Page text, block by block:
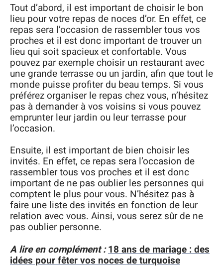
Tout d’abord, il est important de choisir le bon
lieu pour votre repas de noces d’or. En effet, ce
repas sera l’occasion de rassembler tous vos
proches et il est donc important de trouver un
lieu qui soit spacieux et confortable. Vous
pouvez par exemple choisir un restaurant avec
une grande terrasse ou un jardin, afin que tout le
monde puisse profiter du beau temps. Si vous
préférez organiser le repas chez vous, n’hésitez
pas à demander à vos voisins si vous pouvez
emprunter leur jardin ou leur terrasse pour
l’occasion.
Ensuite, il est important de bien choisir les
invités. En effet, ce repas sera l’occasion de
rassembler tous vos proches et il est donc
important de ne pas oublier les personnes qui
comptent le plus pour vous. N’hésitez pas à
faire une liste des invités en fonction de leur
relation avec vous. Ainsi, vous serez sûr de ne
pas oublier personne.
A lire en complément : 18 ans de mariage : des
idées pour fêter vos noces de turquoise